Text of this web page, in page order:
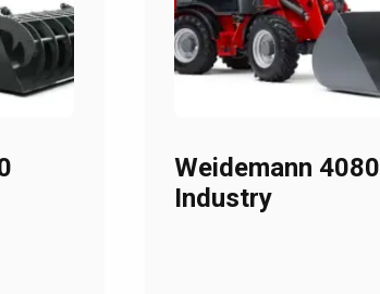
Weidemann 4080
Industry